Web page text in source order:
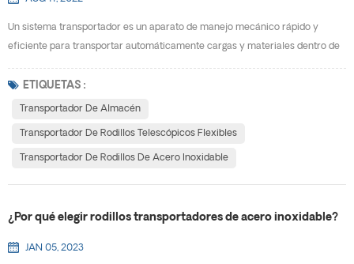
Un sistema transportador es un aparato de manejo mecánico rápido y
eficiente para transportar automáticamente cargas y materiales dentro de
lugar de trabajo y reduce los costos laborales , entre otros beneficios. Son
útiles para ayudar a mover artículos voluminosos o pesados ​​de un punto a
ETIQUETAS :
Transportador De Almacén
Transportador De Rodillos Telescópicos Flexibles
Transportador De Rodillos De Acero Inoxidable
¿Por qué elegir rodillos transportadores de acero inoxidable?
JAN 05, 2023